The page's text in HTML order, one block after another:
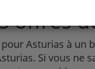
offres
Asturias à un
Si vous ne